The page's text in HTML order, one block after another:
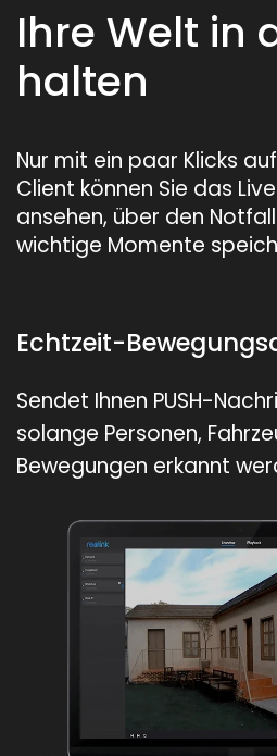
Ihre Welt in
halten
Nur mit ein paar Klicks
Client können Sie das
ansehen, über den
wichtige Momente
Echtzeit-
Sendet Ihnen PUSH-
solange Personen,
Bewegungen erkannt